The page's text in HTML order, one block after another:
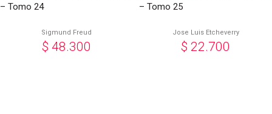
– Tomo 24
Sigmund Freud
$ 48.300
– Tomo 25
Jose Luis Etcheverry
$ 22.700